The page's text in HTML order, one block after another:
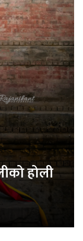
होली